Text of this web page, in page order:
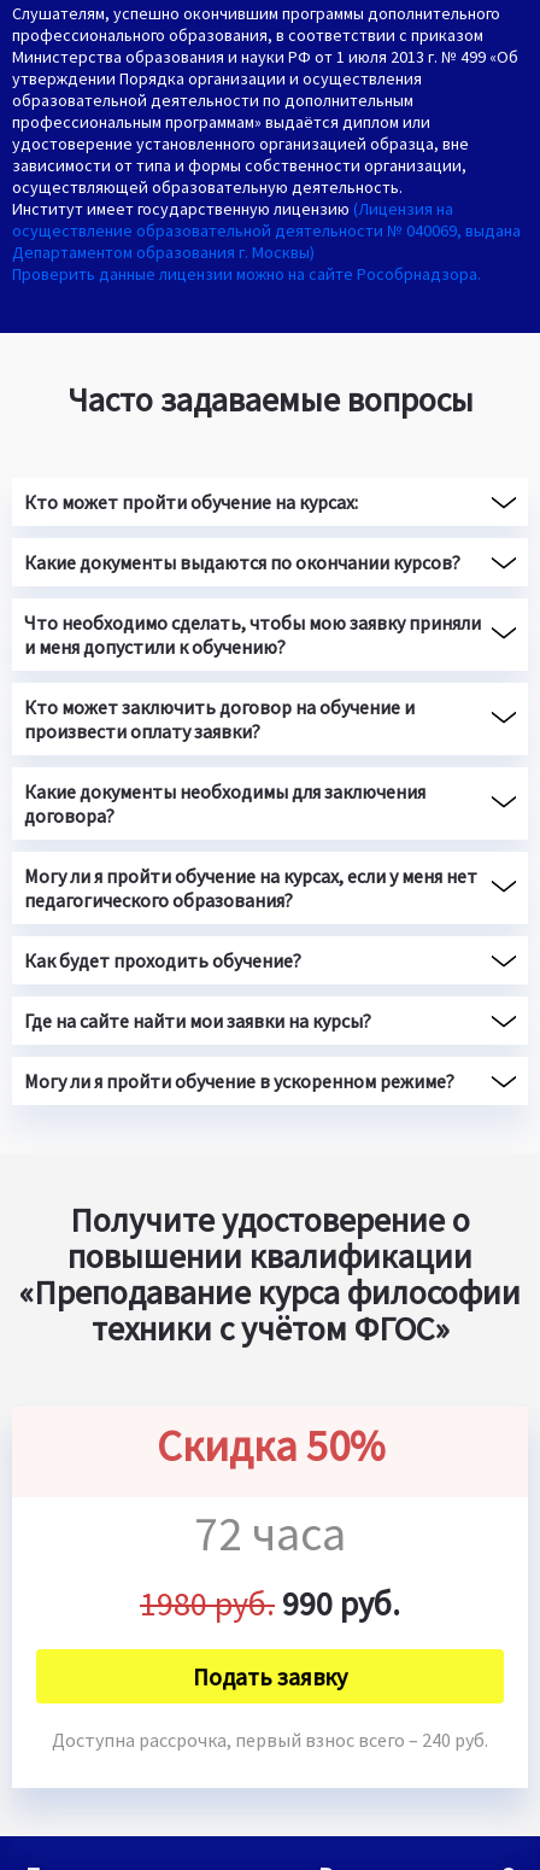
Слушателям, успешно окончившим программы дополнительного
профессионального образования, в соответствии с приказом
Министерства образования и науки РФ от 1 июля 2013 г. № 499 «Об
утверждении Порядка организации и осуществления
образовательной деятельности по дополнительным
профессиональным программам» выдаётся диплом или
удостоверение установленного организацией образца, вне
зависимости от типа и формы собственности организации,
осуществляющей образовательную деятельность.
Институт имеет государственную лицензию (Лицензия на
осуществление образовательной деятельности № 040069, выдана
Департаментом образования г. Москвы)
Проверить данные лицензии можно на сайте Рособрнадзора.
Часто задаваемые вопросы
Кто может пройти обучение на курсах:
Какие документы выдаются по окончании курсов?
Что необходимо сделать, чтобы мою заявку приняли
и меня допустили к обучению?
Кто может заключить договор на обучение и
произвести оплату заявки?
Какие документы необходимы для заключения
договора?
Могу ли я пройти обучение на курсах, если у меня нет
педагогического образования?
Как будет проходить обучение?
Где на сайте найти мои заявки на курсы?
Могу ли я пройти обучение в ускоренном режиме?
Получите удостоверение о
повышении квалификации
«Преподавание курса философии
техники с учётом ФГОС»
Скидка 50%
72 часа
1980 руб.990 руб.
Подать заявку
Доступна рассрочка, первый взнос всего – 240 руб.